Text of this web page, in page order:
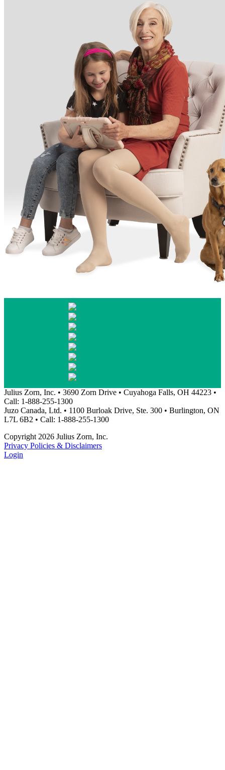
Julius Zorn, Inc. • 3690 Zorn Drive • Cuyahoga Falls, OH 44223 •
Call: 1-888-255-1300
Juzo Canada, Ltd. • 1100 Burloak Drive, Ste. 300 • Burlington, ON
L7L 6B2 • Call: 1-888-255-1300
Copyright 2026 Julius Zorn, Inc.
Privacy Policies & Disclaimers
Login